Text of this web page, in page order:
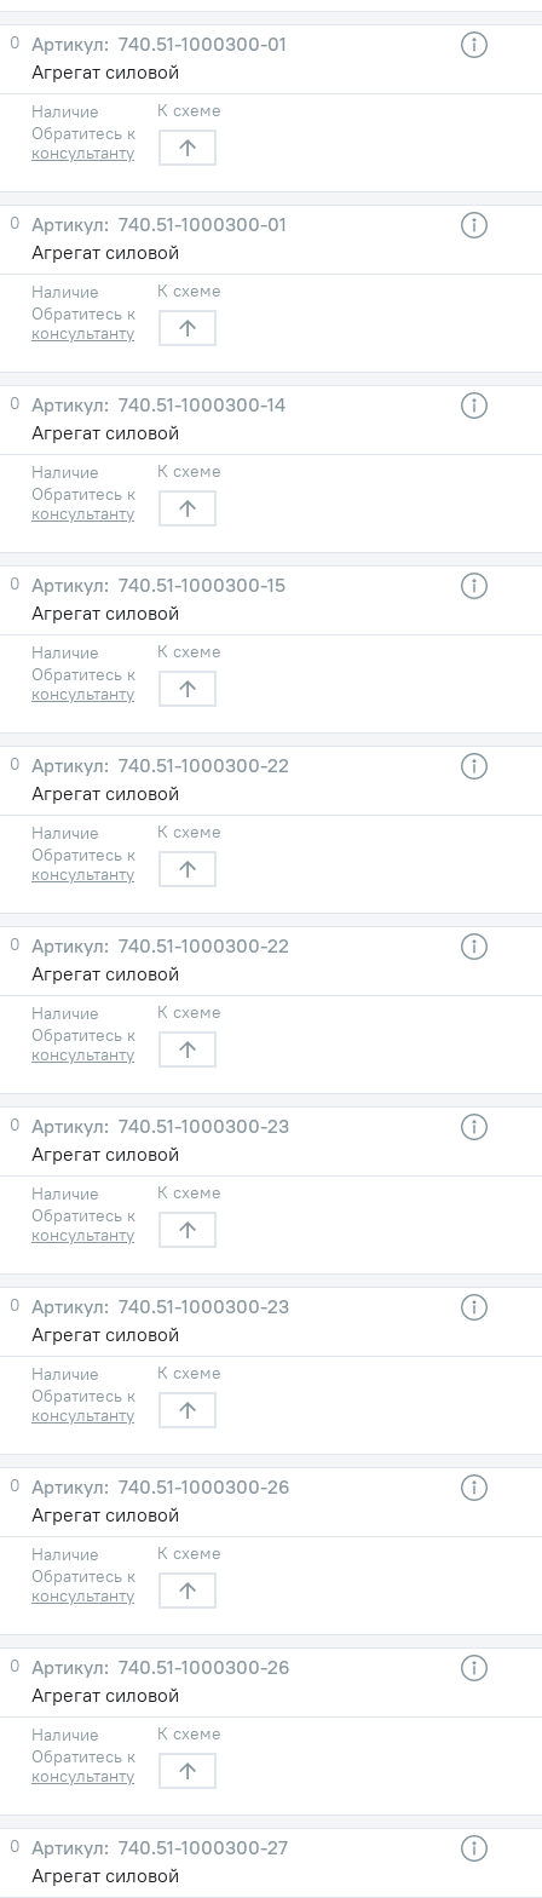
0
740.51-1000300-01
Агрегат силовой
Наличие
Обратитесь к
консультанту
К схеме
0
740.51-1000300-01
Агрегат силовой
Наличие
Обратитесь к
консультанту
К схеме
0
740.51-1000300-14
Агрегат силовой
Наличие
Обратитесь к
консультанту
К схеме
0
740.51-1000300-15
Агрегат силовой
Наличие
Обратитесь к
консультанту
К схеме
0
740.51-1000300-22
Агрегат силовой
Наличие
Обратитесь к
консультанту
К схеме
0
740.51-1000300-22
Агрегат силовой
Наличие
Обратитесь к
консультанту
К схеме
0
740.51-1000300-23
Агрегат силовой
Наличие
Обратитесь к
консультанту
К схеме
0
740.51-1000300-23
Агрегат силовой
Наличие
Обратитесь к
консультанту
К схеме
0
740.51-1000300-26
Агрегат силовой
Наличие
Обратитесь к
консультанту
К схеме
0
740.51-1000300-26
Агрегат силовой
Наличие
Обратитесь к
консультанту
К схеме
0
740.51-1000300-27
Агрегат силовой